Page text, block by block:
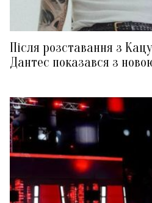
Після розставання з
Дантес показався з